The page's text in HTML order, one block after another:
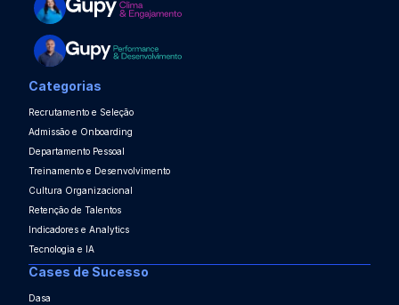
Categorias
Recrutamento e Seleção
Admissão e Onboarding
Departamento Pessoal
Treinamento e Desenvolvimento
Cultura Organizacional
Retenção de Talentos
Indicadores e Analytics
Tecnologia e IA
Cases de Sucesso
Dasa